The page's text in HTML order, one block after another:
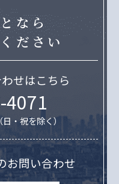
なら
ださい
せはこちら
4071
・祝を除く）
お問い合わせ